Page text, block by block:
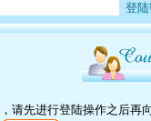
登
请先进行登陆操作之后